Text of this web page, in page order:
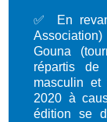
✅ En
Gouna
répartis de
masculin et
2020 à
édition se